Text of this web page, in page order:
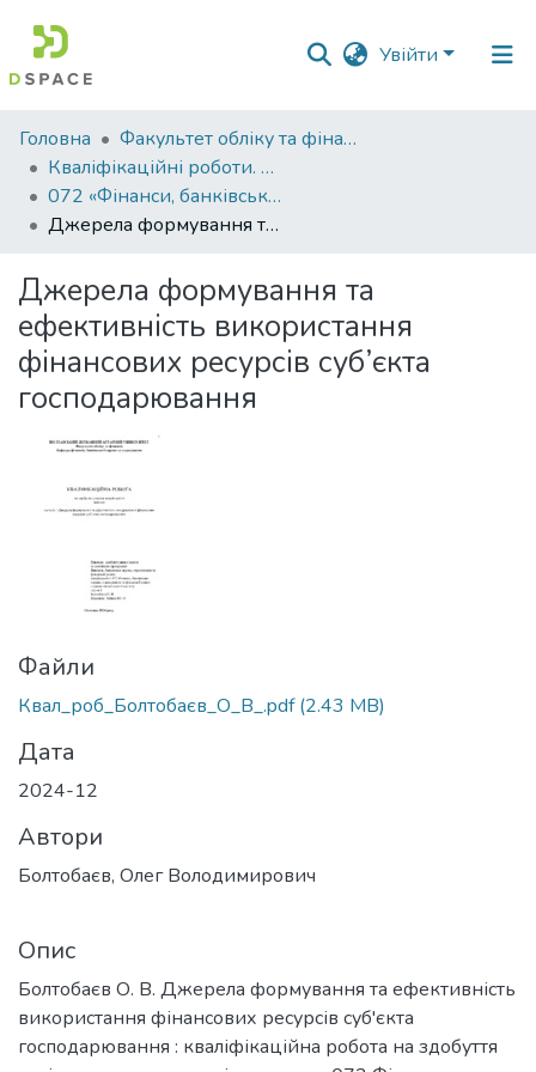
Увійти
Фонди
та
зібрання
Пошук за критеріями
Статистика
Головна
Факультет обліку та фінансів
Кваліфікаційні роботи. Факультет обліку та фінансів
072 «Фінанси, банківська справа, страхування та фондовий ринок » - Магістри 2024-2025
Джерела формування та ефективність використання фінансових ресурсів суб’єкта господарювання
Джерела формування та
ефективність використання
фінансових ресурсів суб’єкта
господарювання
Файли
Квал_роб_Болтобаєв_О_В_.pdf(2.43 MB)
Дата
2024-12
Автори
Болтобаєв, Олег Володимирович
Опис
Болтобаєв О. В. Джерела формування та ефективність
використання фінансових ресурсів суб'єкта
господарювання : кваліфікаційна робота на здобуття